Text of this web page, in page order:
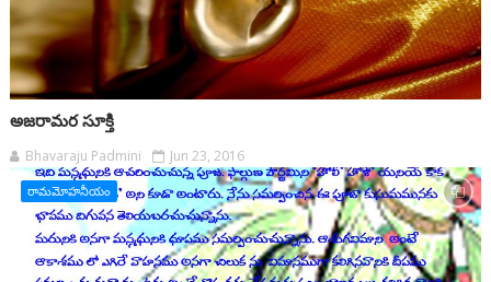
అజరామర సూక్తి
Bhavaraju Padmini Jun 23, 2016
రామమోహనీయం